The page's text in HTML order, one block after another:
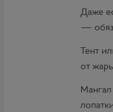
Даже
—
Тент
от